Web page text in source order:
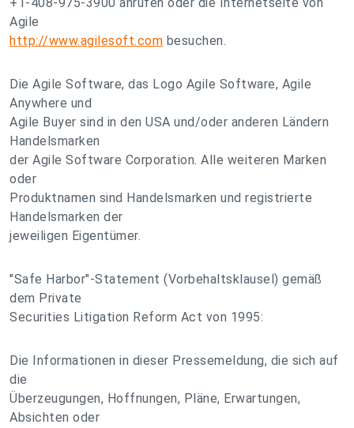
Agile
http://www.agilesoft.com besuchen.
Die Agile Software, das Logo Agile Software, Agile
Anywhere und
Agile Buyer sind in den USA und/oder anderen Ländern
Handelsmarken
der Agile Software Corporation. Alle weiteren Marken
oder
Produktnamen sind Handelsmarken und registrierte
Handelsmarken der
jeweiligen Eigentümer.
"Safe Harbor"-Statement (Vorbehaltsklausel) gemäß
dem Private
Securities Litigation Reform Act von 1995:
Die Informationen in dieser Pressemeldung, die sich auf
die
Überzeugungen, Hoffnungen, Pläne, Erwartungen,
Absichten oder